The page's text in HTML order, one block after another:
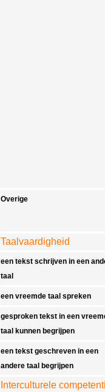
Overige
Taalvaardigheid
een tekst schrijven in een
taal
een vreemde taal spreken
gesproken tekst in een
taal kunnen begrijpen
een tekst geschreven in een
andere taal begrijpen
Interculturele